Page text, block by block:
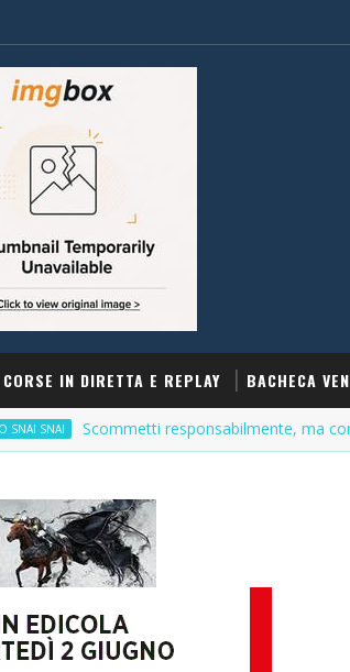
CORSE IN DIRETTA E REPLAY BACHECA
Scommetti responsabilmente, ma con